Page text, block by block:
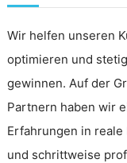
Wir helfen unseren
optimieren und
gewinnen. Auf der
Partnern haben wir
Erfahrungen in
und schrittweise